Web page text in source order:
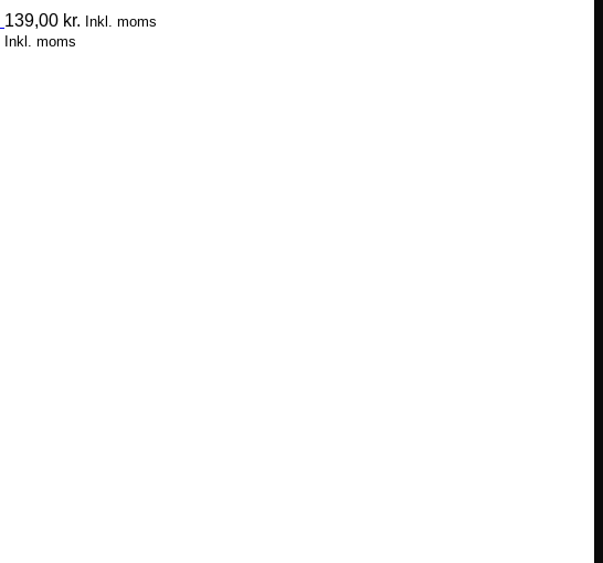
139,00 kr. Inkl. moms
Inkl. moms